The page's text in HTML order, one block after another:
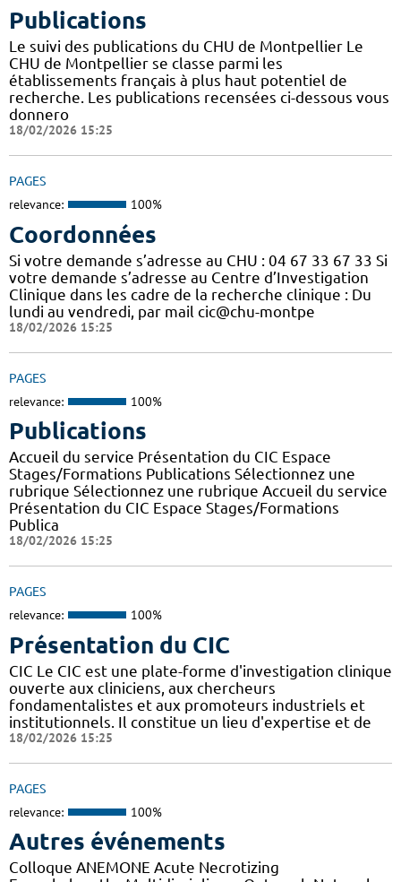
Publications
Le suivi des publications du CHU de Montpellier Le
CHU de Montpellier se classe parmi les
établissements français à plus haut potentiel de
recherche. Les publications recensées ci-dessous vous
donnero
18/02/2026 15:25
PAGES
relevance: 100%
Coordonnées
Si votre demande s’adresse au CHU : 04 67 33 67 33 Si
votre demande s’adresse au Centre d’Investigation
Clinique dans les cadre de la recherche clinique : Du
lundi au vendredi, par mail cic@chu-montpe
18/02/2026 15:25
PAGES
relevance: 100%
Publications
Accueil du service Présentation du CIC Espace
Stages/Formations Publications Sélectionnez une
rubrique Sélectionnez une rubrique Accueil du service
Présentation du CIC Espace Stages/Formations
Publica
18/02/2026 15:25
PAGES
relevance: 100%
Présentation du CIC
CIC Le CIC est une plate-forme d'investigation clinique
ouverte aux cliniciens, aux chercheurs
fondamentalistes et aux promoteurs industriels et
institutionnels. Il constitue un lieu d'expertise et de
18/02/2026 15:25
PAGES
relevance: 100%
Autres événements
Colloque ANEMONE Acute Necrotizing